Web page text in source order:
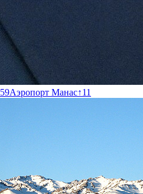
59Аэропорт Манас↑11